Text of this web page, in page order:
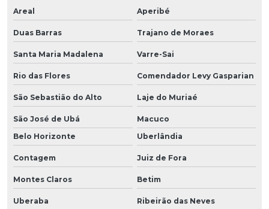
Areal Aperibé
Duas Barras Trajano de Moraes
Santa Maria Madalena Varre-Sai
Rio das Flores Comendador Levy Gasparian
São Sebastião do Alto Laje do Muriaé
São José de Ubá
Macuco
Belo Horizonte
Uberlândia
Contagem Juiz de Fora
Montes Claros Betim
Uberaba Ribeirão das Neves